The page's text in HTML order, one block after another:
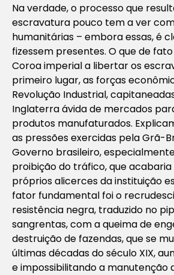
Na verdade, o processo que
escravatura pouco tem a ver
humanitárias – embora essas, é
fizessem presentes. O que de
Coroa imperial a libertar os
primeiro lugar, as forças
Revolução Industrial,
Inglaterra ávida de mercados
produtos manufaturados.
as pressões exercidas pela Grã-
Governo brasileiro,
proibição do tráfico, que
próprios alicerces da instituição
fator fundamental foi o
resistência negra, traduzido no
sangrentas, com a queima de
destruição de fazendas, que se
últimas décadas do século XIX,
e impossibilitando a manutenção